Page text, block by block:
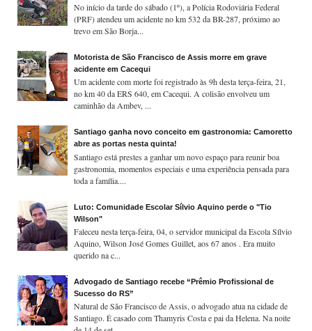
No início da tarde do sábado (1º), a Polícia Rodoviária Federal
(PRF) atendeu um acidente no km 532 da BR-287, próximo ao
trevo em São Borja...
Motorista de São Francisco de Assis morre em grave
acidente em Cacequi
Um acidente com morte foi registrado às 9h desta terça-feira, 21,
no km 40 da ERS 640, em Cacequi. A colisão envolveu um
caminhão da Ambev, ...
Santiago ganha novo conceito em gastronomia: Camoretto
abre as portas nesta quinta!
Santiago está prestes a ganhar um novo espaço para reunir boa
gastronomia, momentos especiais e uma experiência pensada para
toda a família....
Luto: Comunidade Escolar Sílvio Aquino perde o "Tio
Wilson"
Faleceu nesta terça-feira, 04, o servidor municipal da Escola Sílvio
Aquino, Wilson José Gomes Guillet, aos 67 anos . Era muito
querido na c...
Advogado de Santiago recebe “Prêmio Profissional de
Sucesso do RS”
Natural de São Francisco de Assis, o advogado atua na cidade de
Santiago. É casado com Thamyris Costa e pai da Helena. Na noite